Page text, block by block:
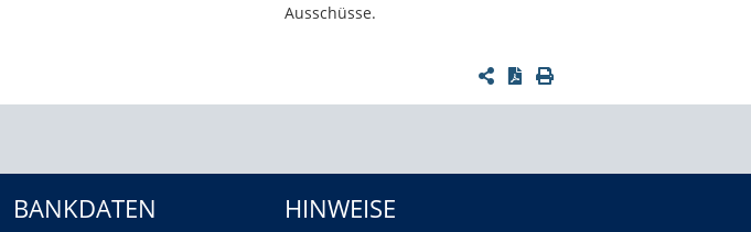
Ausschüsse.
BANKDATEN HINWEISE